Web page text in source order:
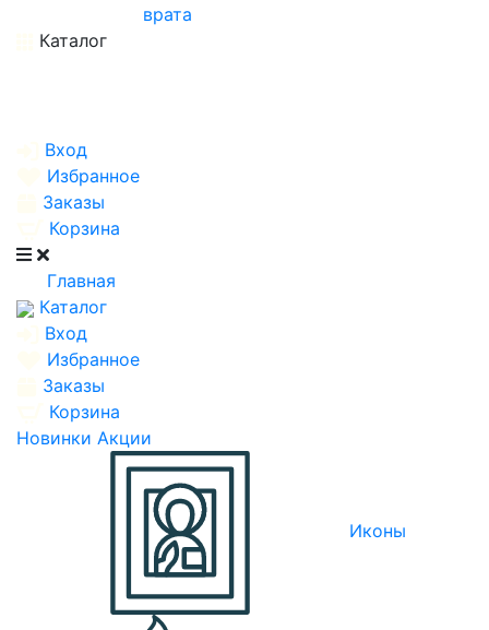
врата
Каталог
Вход
Избранное
Заказы
Корзина
Главная
Каталог
Вход
Избранное
Заказы
Корзина
Новинки Акции
Иконы